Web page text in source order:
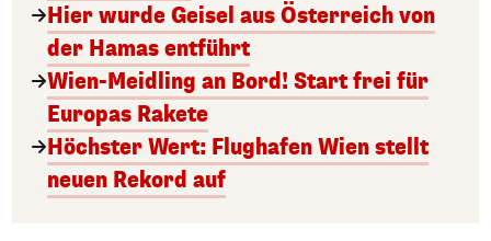
Hier wurde Geisel aus Österreich von
der Hamas entführt
Wien-Meidling an Bord! Start frei für
Europas Rakete
Höchster Wert: Flughafen Wien stellt
neuen Rekord auf